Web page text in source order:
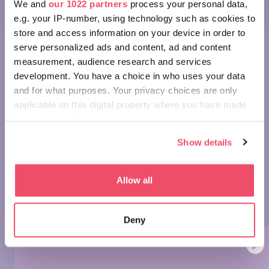
We and our 1022 partners process your personal data,
e.g. your IP-number, using technology such as cookies to
store and access information on your device in order to
serve personalized ads and content, ad and content
measurement, audience research and services
development. You have a choice in who uses your data
and for what purposes. Your privacy choices are only
applicable on this digital property where you have made
If you allow, we would also like to:
which can be accurate to within several meters
Identify your device by actively scanning it for
specific characteristics (fingerprinting)
Find out more about how your personal data is processed
Show details
Allow all
Deny
WONDERS OF HUNGARY: PANNONHALMA
We have launched a mini-series entitled Wonders of
treasures in about a minute to inspire you. Welcome to
Pannonhalma.